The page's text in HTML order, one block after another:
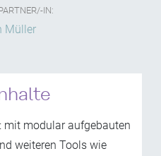
IN:
Müller
mit modular aufgebauten
weiteren Tools wie